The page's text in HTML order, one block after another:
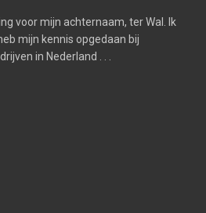
voor mijn achternaam, ter Wal. Ik
mijn kennis opgedaan bij
in Nederland . . .